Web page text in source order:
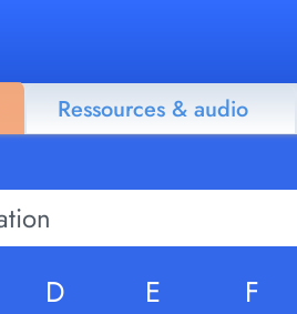
Ressources & audio
D E F